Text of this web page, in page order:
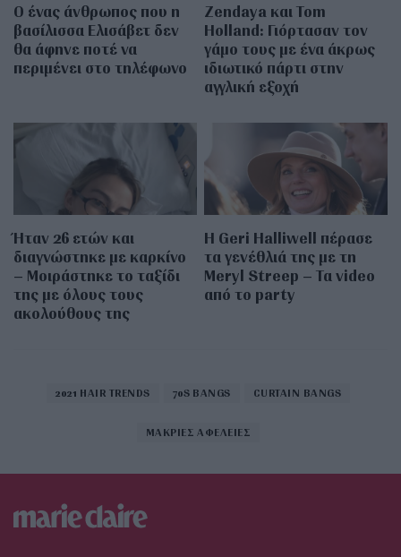
Ο ένας άνθρωπος που η
βασίλισσα Ελισάβετ δεν
θα άφηνε ποτέ να
περιμένει στο τηλέφωνο
Zendaya και Tom
Holland: Γιόρτασαν τον
γάμο τους με ένα άκρως
ιδιωτικό πάρτι στην
αγγλική εξοχή
Ήταν 26 ετών και
διαγνώστηκε με καρκίνο
– Μοιράστηκε το ταξίδι
της με όλους τους
ακολούθους της
Η Geri Halliwell πέρασε
τα γενέθλιά της με τη
Meryl Streep – Τα video
από το party
2021 HAIR TRENDS 70S BANGS CURTAIN BANGS
ΜΑΚΡΙΕΣ ΑΦΕΛΕΙΕΣ